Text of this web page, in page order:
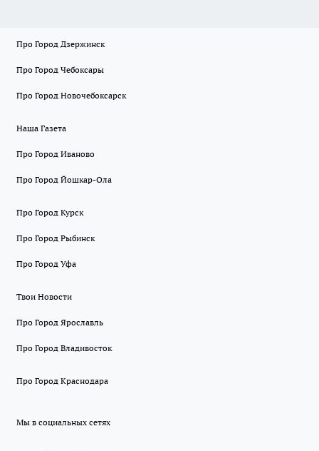
Про Город Дзержинск
Про Город Чебоксары
Про Город Новочебоксарск
Наша Газета
Про Город Иваново
Про Город Йошкар-Ола
Про Город Курск
Про Город Рыбинск
Про Город Уфа
Твои Новости
Про Город Ярославль
Про Город Владивосток
Про Город Краснодара
Мы в социальных сетях